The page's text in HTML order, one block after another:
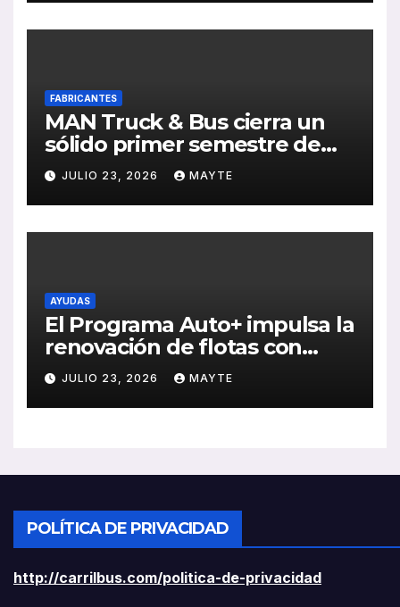
FABRICANTES
MAN Truck & Bus cierra un
sólido primer semestre de
2026 con crecimiento en
ventas, pedidos y
rentabilidad
JULIO 23, 2026 MAYTE
AYUDAS
El Programa Auto+ impulsa la
renovación de flotas con
ayudas a vehículos eléctricos
ligeros
JULIO 23, 2026 MAYTE
POLÍTICA DE PRIVACIDAD
http://carrilbus.com/politica-de-privacidad